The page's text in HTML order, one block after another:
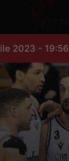
2023 - 19:56